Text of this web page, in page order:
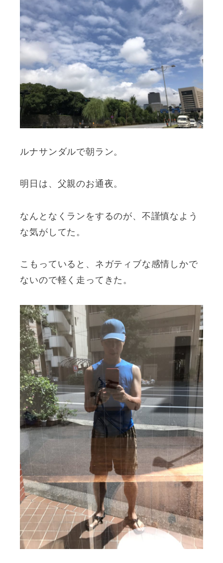
ルナサンダルで朝ラン。
明日は、父親のお通夜。
なんとなくランをするのが、不謹慎なよう
な気がしてた。
こもっていると、ネガティブな感情しかで
ないので軽く走ってきた。